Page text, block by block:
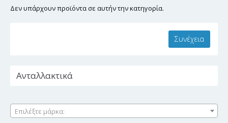
Δεν υπάρχουν προϊόντα σε αυτήν την κατηγορία.
Συνέχεια
Ανταλλακτικά
Επιλέξτε μάρκα: